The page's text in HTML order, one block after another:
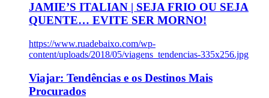
JAMIE’S ITALIAN | SEJA FRIO OU SEJA
QUENTE… EVITE SER MORNO!
https://www.ruadebaixo.com/wp-
content/uploads/2018/05/viagens_tendencias-335x256.jpg
Viajar: Tendências e os Destinos Mais
Procurados